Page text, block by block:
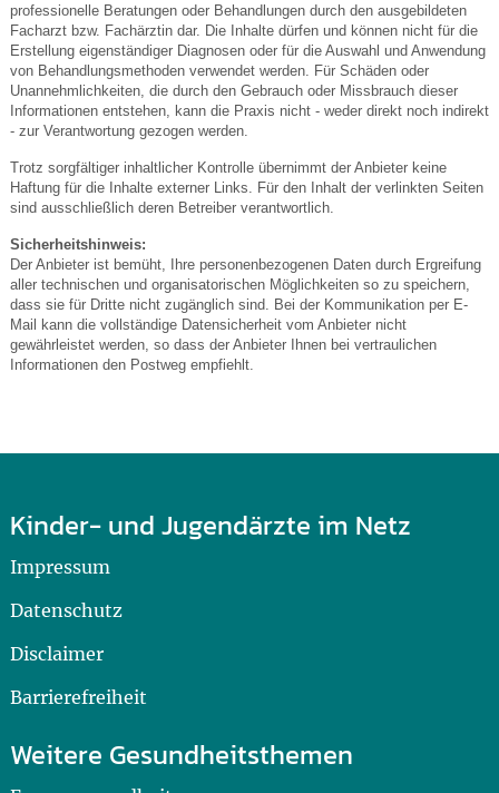
professionelle Beratungen oder Behandlungen durch den ausgebildeten
Facharzt bzw. Fachärztin dar. Die Inhalte dürfen und können nicht für die
Erstellung eigenständiger Diagnosen oder für die Auswahl und Anwendung
von Behandlungsmethoden verwendet werden. Für Schäden oder
Unannehmlichkeiten, die durch den Gebrauch oder Missbrauch dieser
Informationen entstehen, kann die Praxis nicht - weder direkt noch indirekt
- zur Verantwortung gezogen werden.
Trotz sorgfältiger inhaltlicher Kontrolle übernimmt der Anbieter keine
Haftung für die Inhalte externer Links. Für den Inhalt der verlinkten Seiten
sind ausschließlich deren Betreiber verantwortlich.
Sicherheitshinweis:
Der Anbieter ist bemüht, Ihre personenbezogenen Daten durch Ergreifung
aller technischen und organisatorischen Möglichkeiten so zu speichern,
dass sie für Dritte nicht zugänglich sind. Bei der Kommunikation per E-
Mail kann die vollständige Datensicherheit vom Anbieter nicht
gewährleistet werden, so dass der Anbieter Ihnen bei vertraulichen
Informationen den Postweg empfiehlt.
Kinder- und Jugendärzte im Netz
Impressum
Datenschutz
Disclaimer
Barrierefreiheit
Weitere Gesundheitsthemen